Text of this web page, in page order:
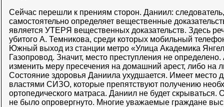
Сейчас перешли к прениям сторон. Даниил:
самостоятельно определяет вещественные
является УТЕРЯ вещественных доказательств. Здесь
убитого А. Темникова, среди которых мобильный
Южный выход из станции метро «Улица Академика
Газопровод. Значит, место преступления не
изменить меру пресечения на домашний арест, либо на
Состояние здоровья Даниила ухудшается. Имеет место
властями СИЗО, которые препятствуют получению
ортопедического матраса. Даниил не будет скрываться.
не было опровергнуто. Многие уважаемые граждане